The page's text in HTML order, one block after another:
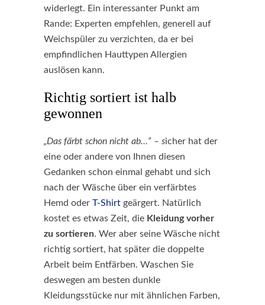
widerlegt. Ein interessanter Punkt am
Rande: Experten empfehlen, generell auf
Weichspüler zu verzichten, da er bei
empfindlichen Hauttypen Allergien
auslösen kann.
Richtig sortiert ist halb
gewonnen
„Das färbt schon nicht ab…“ – sicher hat der
eine oder andere von Ihnen diesen
Gedanken schon einmal gehabt und sich
nach der Wäsche über ein verfärbtes
Hemd oder T-Shirt geärgert. Natürlich
kostet es etwas Zeit, die Kleidung vorher
zu sortieren. Wer aber seine Wäsche nicht
richtig sortiert, hat später die doppelte
Arbeit beim Entfärben. Waschen Sie
deswegen am besten dunkle
Kleidungsstücke nur mit ähnlichen Farben,